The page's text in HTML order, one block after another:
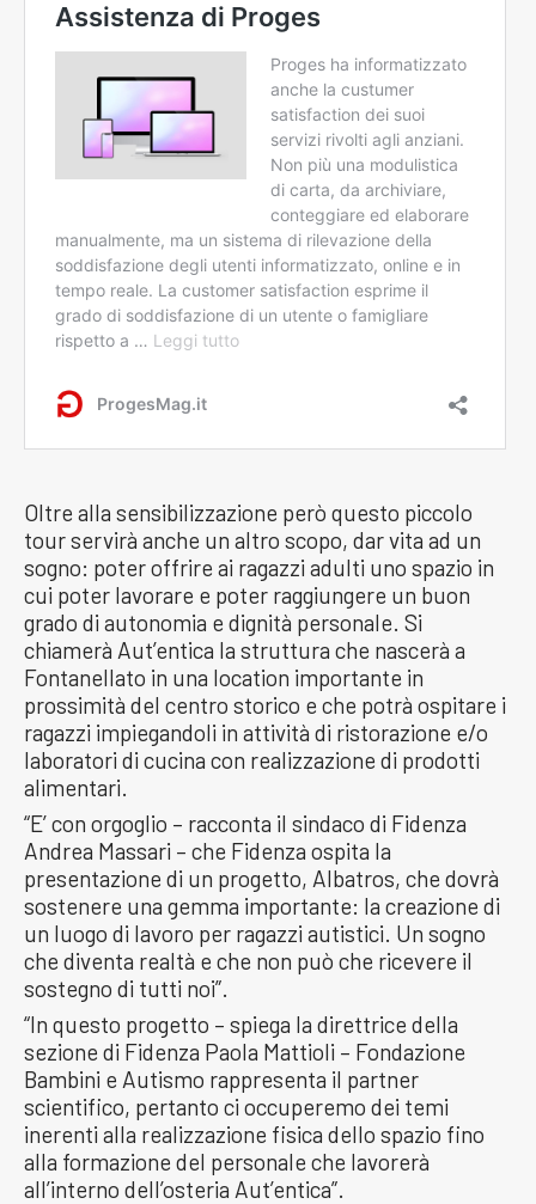
Oltre alla sensibilizzazione però questo piccolo
tour servirà anche un altro scopo, dar vita ad un
sogno: poter offrire ai ragazzi adulti uno spazio in
cui poter lavorare e poter raggiungere un buon
grado di autonomia e dignità personale. Si
chiamerà Aut’entica la struttura che nascerà a
Fontanellato in una location importante in
prossimità del centro storico e che potrà ospitare i
ragazzi impiegandoli in attività di ristorazione e/o
laboratori di cucina con realizzazione di prodotti
alimentari.
“E’ con orgoglio – racconta il sindaco di Fidenza
Andrea Massari – che Fidenza ospita la
presentazione di un progetto, Albatros, che dovrà
sostenere una gemma importante: la creazione di
un luogo di lavoro per ragazzi autistici. Un sogno
che diventa realtà e che non può che ricevere il
sostegno di tutti noi”.
“In questo progetto – spiega la direttrice della
sezione di Fidenza Paola Mattioli – Fondazione
Bambini e Autismo rappresenta il partner
scientifico, pertanto ci occuperemo dei temi
inerenti alla realizzazione fisica dello spazio fino
alla formazione del personale che lavorerà
all’interno dell’osteria Aut’entica”.